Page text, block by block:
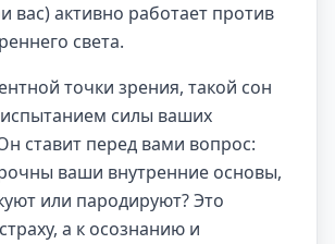
вас) активно работает против
света.
точки зрения, такой сон
силы ваших
ставит перед вами вопрос:
ваши внутренние основы,
или пародируют? Это
а к осознанию и